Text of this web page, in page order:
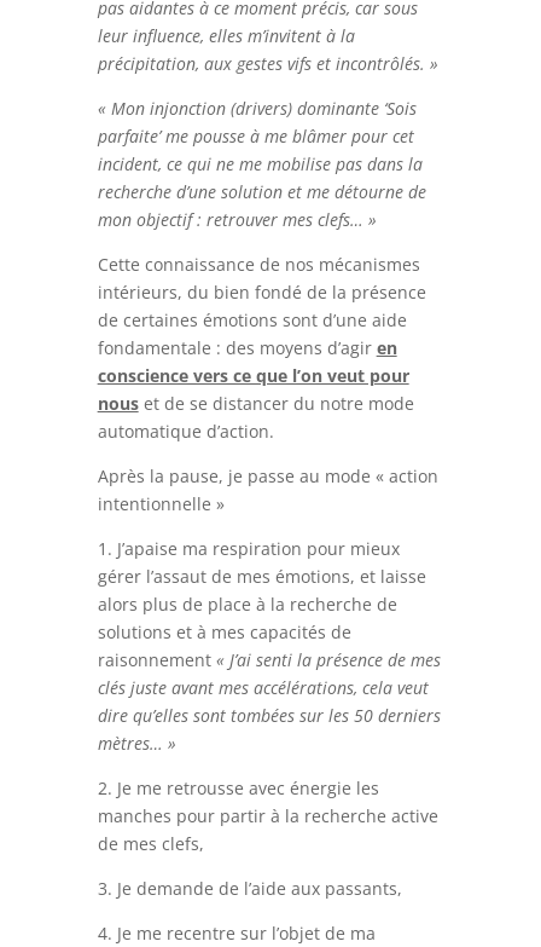
pas aidantes à ce moment précis, car sous
leur influence, elles m’invitent à la
précipitation, aux gestes vifs et incontrôlés. »
« Mon injonction (drivers) dominante ‘Sois
parfaite’ me pousse à me blâmer pour cet
incident, ce qui ne me mobilise pas dans la
recherche d’une solution et me détourne de
mon objectif : retrouver mes clefs… »
Cette connaissance de nos mécanismes
intérieurs, du bien fondé de la présence
de certaines émotions sont d’une aide
fondamentale : des moyens d’agir en
conscience vers ce que l’on veut pour
nouset de se distancer du notre mode
automatique d’action.
Après la pause, je passe au mode « action
intentionnelle »
1. J’apaise ma respiration pour mieux
gérer l’assaut de mes émotions, et laisse
alors plus de place à la recherche de
solutions et à mes capacités de
raisonnement « J’ai senti la présence de mes
clés juste avant mes accélérations, cela veut
dire qu’elles sont tombées sur les 50 derniers
mètres… »
2. Je me retrousse avec énergie les
manches pour partir à la recherche active
de mes clefs,
3. Je demande de l’aide aux passants,
4. Je me recentre sur l’objet de ma